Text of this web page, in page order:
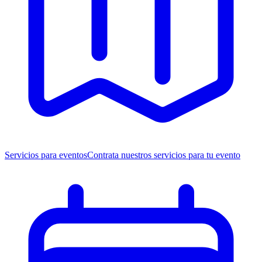
Servicios para eventosContrata nuestros servicios para tu evento